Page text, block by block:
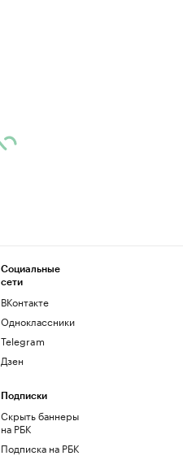
Социальные
сети
ВКонтакте
Одноклассники
Telegram
Дзен
Подписки
Скрыть баннеры
на РБК
Подписка на РБК